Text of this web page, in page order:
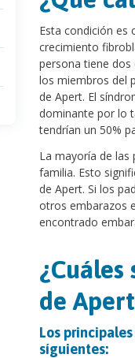
Esta condición es
crecimiento
persona tiene dos
los miembros del
de Apert. El
dominante por lo
tendrían un 50%
La mayoría de las
familia. Esto
de Apert. Si los
otros embarazos
encontrado
de
Los
síguientes: